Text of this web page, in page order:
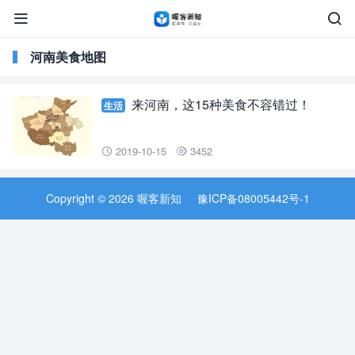


河南美食地图
生活 来河南，这15种美食不容错过！
 2019-10-15  3452
Copyright © 2026 喔客新知 豫ICP备08005442号-1